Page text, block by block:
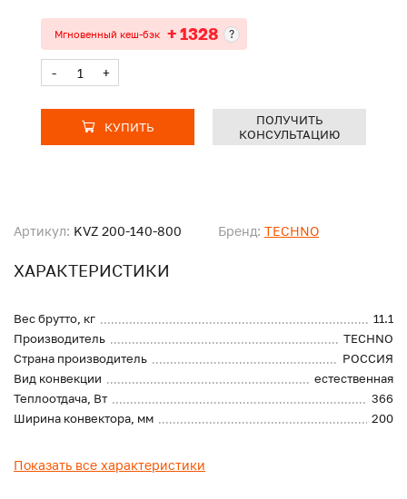
Артикул: KVZ 200-140-800 Бренд: TECHNO
ХАРАКТЕРИСТИКИ
Вес брутто, кг
11.1
Производитель
TECHNO
Страна производитель
РОССИЯ
Вид конвекции
естественная
Теплоотдача, Вт
366
Ширина конвектора, мм
200
Показать все характеристики
Мгновенный кеш-бэк + 1328 ?
- +
КУПИТЬ
ПОЛУЧИТЬ
КОНСУЛЬТАЦИЮ